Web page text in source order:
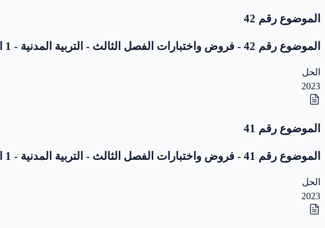
الموضوع رقم 42
الموضوع رقم 42 - فروض واختبارات الفصل الثالث - التربية المدنية - 1 ابتدائي
الحل
2023
الموضوع رقم 41
الموضوع رقم 41 - فروض واختبارات الفصل الثالث - التربية المدنية - 1 ابتدائي
الحل
2023